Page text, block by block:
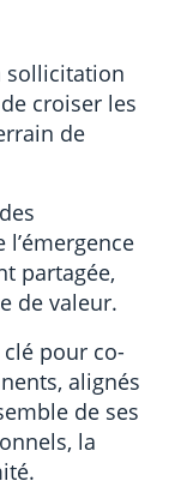
sollicitation
croiser les
de
partagée,
de valeur.
pour co-
alignés
de ses
la